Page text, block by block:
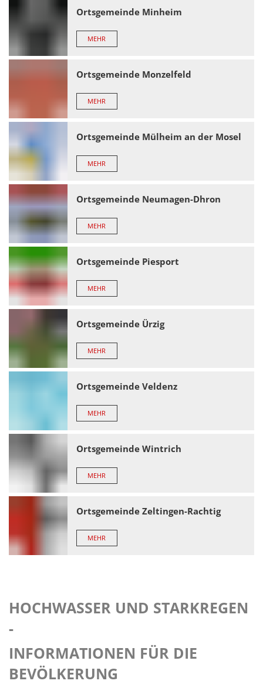
Ortsgemeinde Minheim
MEHR
Ortsgemeinde Monzelfeld
MEHR
Ortsgemeinde Mülheim an der Mosel
MEHR
Ortsgemeinde Neumagen-Dhron
MEHR
Ortsgemeinde Piesport
MEHR
Ortsgemeinde Ürzig
MEHR
Ortsgemeinde Veldenz
MEHR
Ortsgemeinde Wintrich
MEHR
Ortsgemeinde Zeltingen-Rachtig
MEHR
HOCHWASSER UND STARKREGEN
-
INFORMATIONEN FÜR DIE
BEVÖLKERUNG